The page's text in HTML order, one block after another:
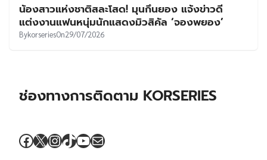
น้องสาวแห่งชาติสละโสด! มุนกึนยอง แจ้งข่าวดี
แต่งงานแฟนหนุ่มนักแสดงมิวสิคัล ‘จองพยอง’
BykorseriesOn29/07/2026
ช่องทางการติดตาม KORSERIES
Facebook
X Instagram
TikTok
YouTube
Mail